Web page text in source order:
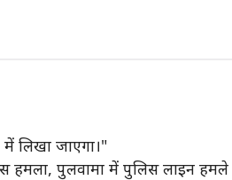
लिखा जाएगा।"
हमला, पुलवामा में पुलिस लाइन